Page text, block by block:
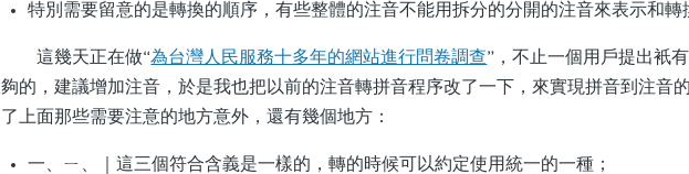
特別需要留意的是轉換的順序，有些整體的注音不能用拆分的分開的注音來表示和轉
這幾天正在做“為台灣人民服務十多年的網站進行問卷調查”，不止一個用戶提出衹
夠的，建議增加注音，於是我也把以前的注音轉拼音程序改了一下，來實現拼音到注音
了上面那些需要注意的地方意外，還有幾個地方：
一、ㄧ、｜這三個符合含義是一樣的，轉的時候可以約定使用統一的一種；